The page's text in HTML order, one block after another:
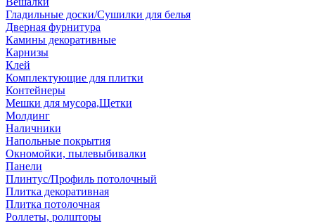
Гладильные доски/Сушилки для белья
Дверная фурнитура
Камины декоративные
Карнизы
Клей
Комплектующие для плитки
Контейнеры
Мешки для мусора,Щетки
Молдинг
Наличники
Напольные покрытия
Окномойки, пылевыбивалки
Панели
Плинтус/Профиль потолочный
Плитка декоративная
Плитка потолочная
Роллеты, ролшторы